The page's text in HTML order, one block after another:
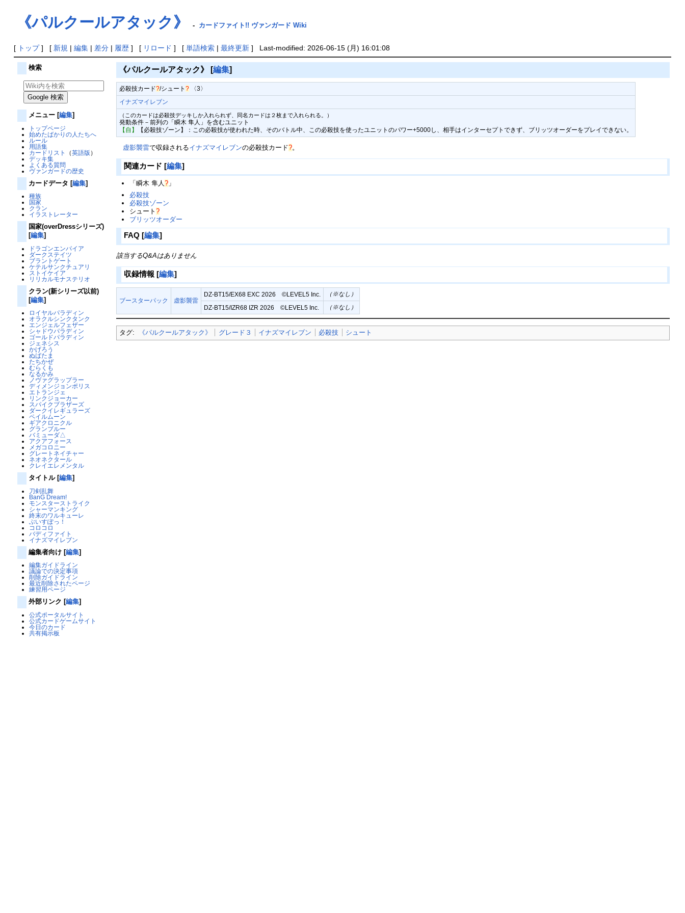
《パルクールアタック》 - カードファイト!! ヴァンガード Wiki
[ トップ] [ 新規 | 編集| 差分| 履歴] [ リロード ] [ 単語検索| 最終更新] Last-modified: 2026-06-15 (月) 16:01:08
検索
メニュー [編集]
トップページ
始めたばかりの人たちへ
ルール
用語集
カードリスト
（英語版 ）
デッキ集
よくある質問
ヴァンガードの歴史
カードデータ [編集]
種族
国家
クラン
イラストレーター
国家(overDressシリーズ)
[編集]
ドラゴンエンパイア
ダークステイツ
ブラントゲート
ケテルサンクチュアリ
ストイケイア
リリカルモナステリオ
クラン(新シリーズ以前)
[編集]
ロイヤルパラディン
オラクルシンクタンク
エンジェルフェザー
シャドウパラディン
ゴールドパラディン
ジェネシス
かげろう
ぬばたま
たちかぜ
むらくも
なるかみ
ノヴァグラップラー
ディメンジョンポリス
エトランジェ
リンクジョーカー
スパイクブラザーズ
ダークイレギュラーズ
ペイルムーン
ギアクロニクル
グランブルー
バミューダ△
アクアフォース
メガコロニー
グレートネイチャー
ネオネクタール
クレイエレメンタル
タイトル [編集]
刀剣乱舞
BanG Dream!
モンスターストライク
シャーマンキング
終末のワルキューレ
ぶいすぽっ！
コロコロ
バディファイト
イナズマイレブン
編集者向け [編集]
編集ガイドライン
議論での決定事項
削除ガイドライン
最近削除されたページ
練習用ページ
外部リンク [編集]
公式ポータルサイト
公式カードゲームサイト
今日のカード
共有掲示板
《パルクールアタック》 [編集]
必殺技カード?/シュート? 〈3〉
イナズマイレブン
（このカードは必殺技デッキしか入れられず、同名カードは２枚まで入れられる。）
発動条件－前列の「瞬木 隼人」を含むユニット
【自】
【必殺技ゾーン】：この必殺技が使われた時、そのバトル中、この必殺技を使ったユニットのパワー+5000し、相手はインターセプトできず、ブリッツオーダーをプレイできない。
虚影襲雷で収録されるイナズマイレブンの必殺技カード?。
関連カード [編集]
「瞬木 隼人? 」
必殺技
必殺技ゾーン
シュート?
ブリッツオーダー
FAQ [編集]
該当するQ&Aはありません
収録情報 [編集]
ブースターパック 虚影襲雷
DZ-BT15/EX68 EXC 2026 ©︎LEVEL5 Inc. （※なし）
DZ-BT15/IZR68 IZR 2026 ©︎LEVEL5 Inc. （※なし）
タグ: 《パルクールアタック》 グレード３ イナズマイレブン 必殺技 シュート